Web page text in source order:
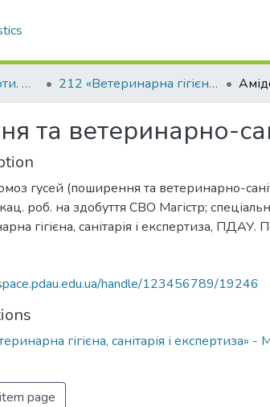
Кваліфікаційні роботи. Факультет ветеринарної медицини 212 «Ветеринарна гігієна, санітарія і експертиза» - Магістри 2024-2025
та ветеринарно-
гусей (поширення та ветеринарно-
роб. на здобуття СВО Магістр;
гігієна, санітарія і експертиза, ПДАУ.
handle/123456789/19246
гігієна, санітарія і експертиза» -
page